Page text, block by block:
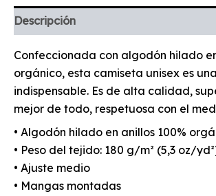
Descripción
Confeccionada con algodón hilado
orgánico, esta camiseta unisex es
indispensable. Es de alta calidad,
mejor de todo, respetuosa con el
• Algodón hilado en anillos 100%
• Peso del tejido: 180 g/m² (5,3 oz/
• Ajuste medio
• Mangas montadas